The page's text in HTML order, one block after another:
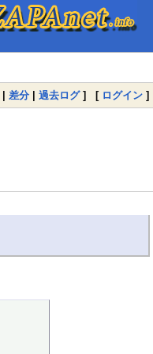
| 差分 | 過去ログ] [ ログイン ]